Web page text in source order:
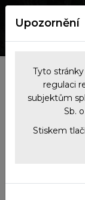
Kategorie
Filtrace
Upozornění
Tyto
regulaci
subjektům
Sb.
Stiskem